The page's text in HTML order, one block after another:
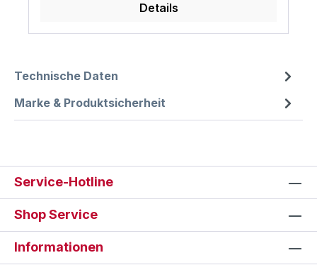
Details
Technische Daten
Marke & Produktsicherheit
Service-Hotline
Shop Service
Informationen